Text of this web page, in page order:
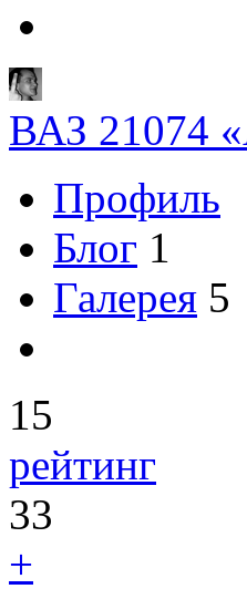
ВАЗ 21074
Профиль
Блог 1
Галерея 5
15
рейтинг
33
+